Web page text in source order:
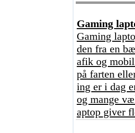
Gaming
Gaming
den fra en
afik og
på farten
ing er i dag
og mange
aptop giver